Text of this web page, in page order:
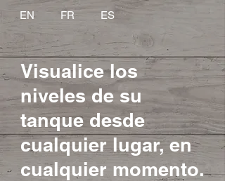
EN FR ES
Visualice los
niveles de su
tanque desde
cualquier lugar, en
cualquier momento.